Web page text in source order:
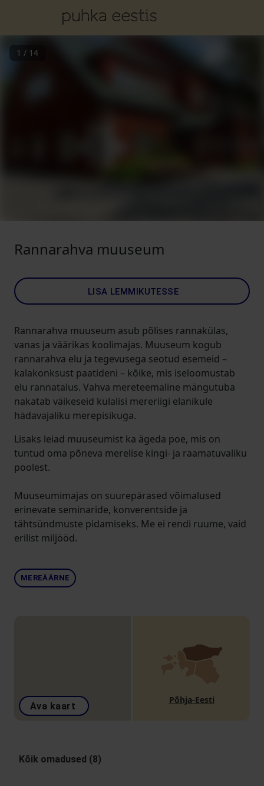
1 / 14
Rannarahva muuseum
LISA LEMMIKUTESSE
Rannarahva muuseum asub põlises rannakülas,
vanas ja väärikas koolimajas. Muuseum kogub
rannarahva elu ja tegevusega seotud esemeid –
kalakonksust paatideni – kõike, mis iseloomustab
elu rannatalus. Vahva mereteemaline mängutuba
nakatab väikeseid külalisi mereriigi elanikule
hädavajaliku merepisikuga.
Lisaks leiad muuseumist ka ägeda poe, mis on
tuntud oma põneva merelise kingi- ja raamatuvaliku
poolest.
Muuseumimajas on suurepärased võimalused
erinevate seminaride, konverentside ja
tähtsündmuste pidamiseks. Me ei rendi ruume, vaid
erilist miljööd.
MEREÄÄRNE
Ava kaart
Põhja-Eesti
Kõik omadused (8)